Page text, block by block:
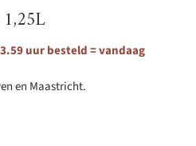
uur besteld = vandaag
en Maastricht.